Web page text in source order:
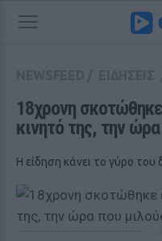
18χρονη
κινητό της, την
Η είδηση κάνει το γύρο του